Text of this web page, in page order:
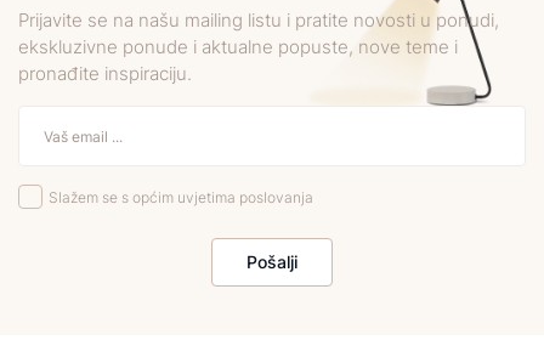
Prijavite se na našu mailing listu i pratite novosti u ponudi,
ekskluzivne ponude i aktualne popuste, nove teme i
pronađite inspiraciju.
Slažem se s općim uvjetima poslovanja
Pošalji